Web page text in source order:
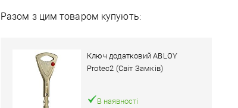
Разом з цим товаром купують:
Ключ додатковий ABLOY
Protec2 (Світ Замків)
В наявності